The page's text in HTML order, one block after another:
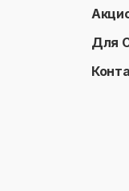
Для